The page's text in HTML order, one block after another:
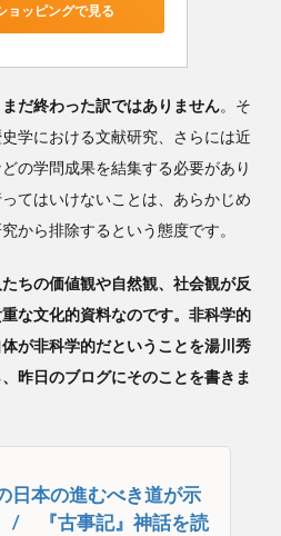
ョッピングで見る
だ終わった訳ではありません。そ
学における文献研究、さらには近
の学問成果を結集する必要があり
てはいけないことは、あらかじめ
から排除するという態度です。
ちの価値観や自然観、社会観が反
な文化的資料なのです。非科学的
が非科学的だということを湯川秀
昨日のブログにそのことを書きま
日本の進むべき道が示
/ 『古事記』神話を読